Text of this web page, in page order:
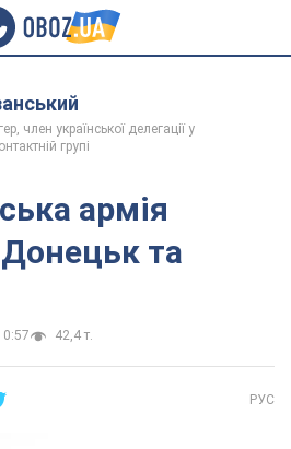
член української делегації у
групі
армія
та
42,4 т.
РУС